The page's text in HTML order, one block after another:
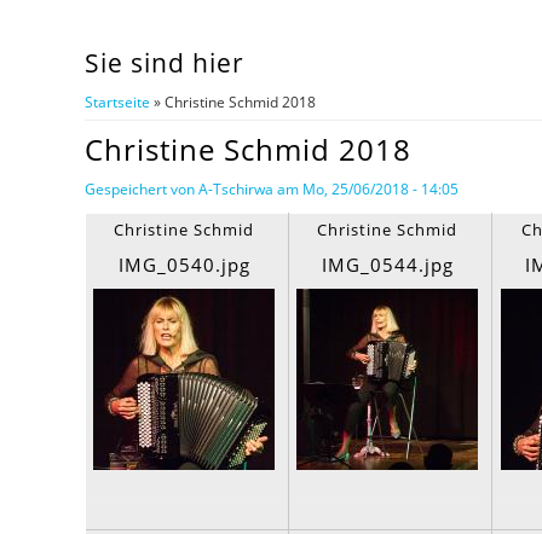
Sie sind hier
Startseite » Christine Schmid 2018
Christine Schmid 2018
Gespeichert vonA-Tschirwa am Mo, 25/06/2018 - 14:05
Christine Schmid
IMG_0540.jpg
Christine Schmid
IMG_0544.jpg